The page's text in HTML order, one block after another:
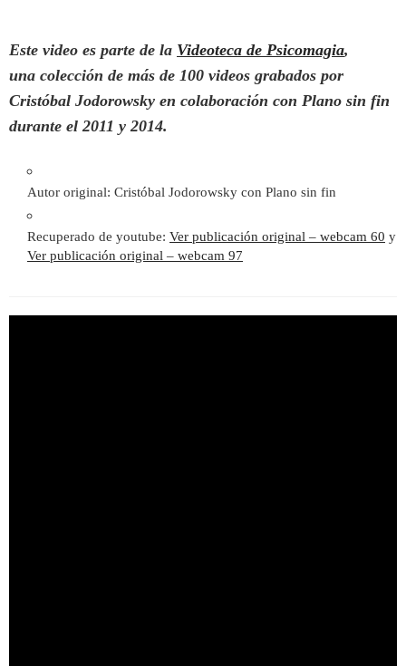
Este video es parte de la Videoteca de Psicomagia,
una colección de más de 100 videos grabados por
Cristóbal Jodorowsky en colaboración con Plano sin fin
durante el 2011 y 2014.
Autor original: Cristóbal Jodorowsky con Plano sin fin
Recuperado de youtube: Ver publicación original – webcam 60 y
Ver publicación original – webcam 97